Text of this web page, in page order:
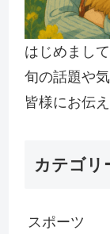
はじめまし
旬の話題や
皆様にお伝
カテゴリ
スポーツ